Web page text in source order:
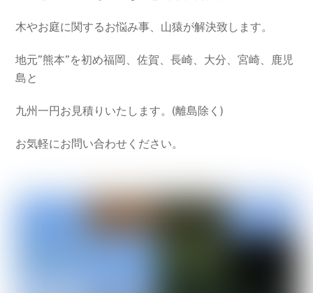
木やお庭に関するお悩み事、山猿が解決致します。
地元”熊本”を初め福岡、佐賀、長崎、大分、宮崎、鹿児
島と
九州一円お見積りいたします。(離島除く)
お気軽にお問い合わせください。